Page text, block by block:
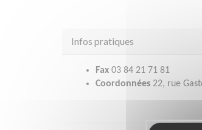
Infos pratiques
Fax 03 84 21 71 81
Coordonnées 22, rue